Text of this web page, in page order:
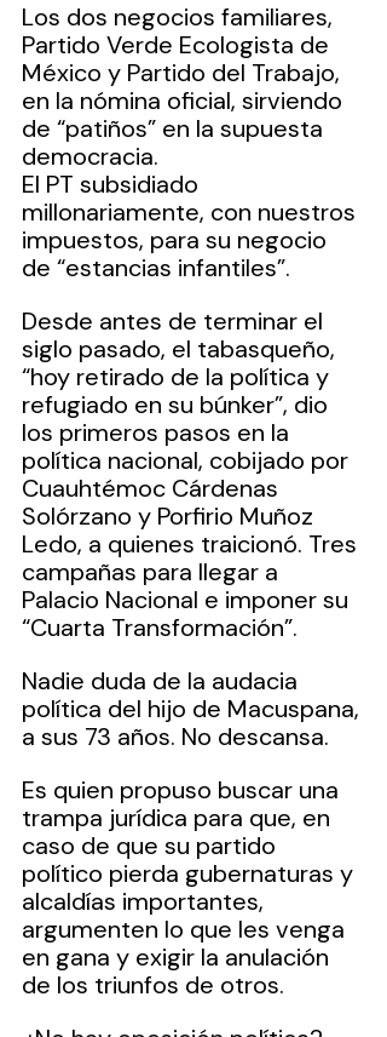
Los dos negocios familiares,
Partido Verde Ecologista de
México y Partido del Trabajo,
en la nómina oficial, sirviendo
de “patiños” en la supuesta
democracia.
El PT subsidiado
millonariamente, con nuestros
impuestos, para su negocio
de “estancias infantiles”.
Desde antes de terminar el
siglo pasado, el tabasqueño,
“hoy retirado de la política y
refugiado en su búnker”, dio
los primeros pasos en la
política nacional, cobijado por
Cuauhtémoc Cárdenas
Solórzano y Porfirio Muñoz
Ledo, a quienes traicionó. Tres
campañas para llegar a
Palacio Nacional e imponer su
“Cuarta Transformación”.
Nadie duda de la audacia
política del hijo de Macuspana,
a sus 73 años. No descansa.
Es quien propuso buscar una
trampa jurídica para que, en
caso de que su partido
político pierda gubernaturas y
alcaldías importantes,
argumenten lo que les venga
en gana y exigir la anulación
de los triunfos de otros.